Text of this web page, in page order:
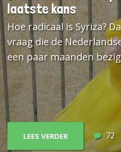
laatste kans
Hoe radicaal is Syriza?
vraag die de
een paar maanden
‘Syriza’ is een acroniem
voor
Coalitie van radicaal
Mathijs Bouman heeft
Dale opgezocht: iemand
‘radicale politiek’ als hij
‘streeft naar diep
LEES VERDER 72